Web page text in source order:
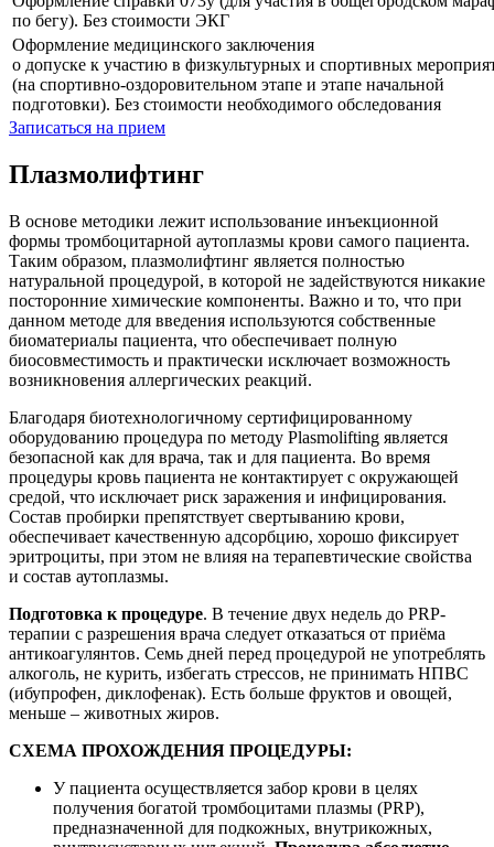
по бегу). Без стоимости ЭКГ
Оформление медицинского заключения
о допуске к участию в физкультурных и спортивных
(на спортивно-оздоровительном этапе и этапе начальной
подготовки). Без стоимости необходимого обследования
Записаться на прием
Плазмолифтинг
В основе методики лежит использование инъекционной
формы тромбоцитарной аутоплазмы крови самого пациента.
Таким образом, плазмолифтинг является полностью
натуральной процедурой, в которой не задействуются никакие
посторонние химические компоненты. Важно и то, что при
данном методе для введения используются собственные
биоматериалы пациента, что обеспечивает полную
биосовместимость и практически исключает возможность
возникновения аллергических реакций.
Благодаря биотехнологичному сертифицированному
оборудованию процедура по методу Plasmolifting является
безопасной как для врача, так и для пациента. Во время
процедуры кровь пациента не контактирует с окружающей
средой, что исключает риск заражения и инфицирования.
Состав пробирки препятствует свертыванию крови,
обеспечивает качественную адсорбцию, хорошо фиксирует
эритроциты, при этом не влияя на терапевтические свойства
и состав аутоплазмы.
Подготовка к процедуре. В течение двух недель до PRP-
терапии с разрешения врача следует отказаться от приёма
антикоагулянтов. Семь дней перед процедурой не употреблять
алкоголь, не курить, избегать стрессов, не принимать НПВС
(ибупрофен, диклофенак). Есть больше фруктов и овощей,
меньше – животных жиров.
СХЕМА ПРОХОЖДЕНИЯ ПРОЦЕДУРЫ:
У пациента осуществляется забор крови в целях
получения богатой тромбоцитами плазмы (PRP),
предназначенной для подкожных, внутрикожных,